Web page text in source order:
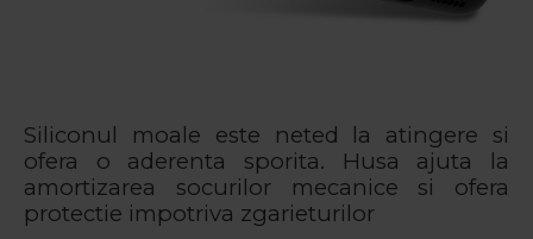
Siliconul moale este neted la atingere si
ofera o aderenta sporita. Husa ajuta la
amortizarea socurilor mecanice si ofera
protectie impotriva zgarieturilor